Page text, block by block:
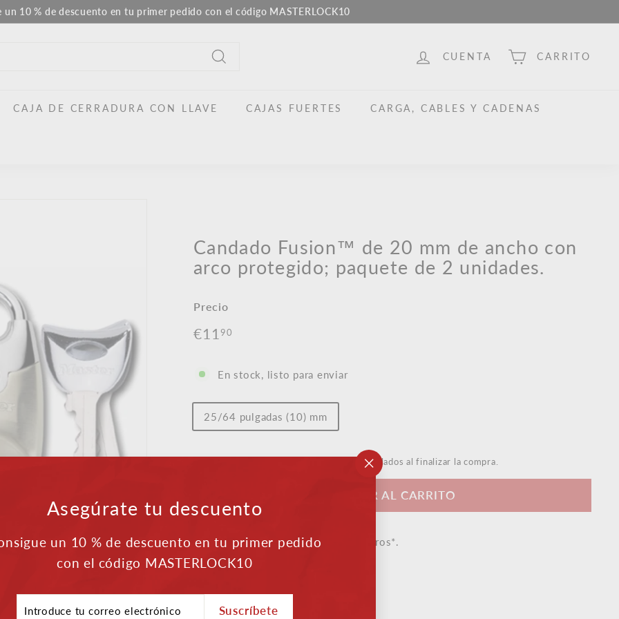
presentación
un 10 % de descuento en tu primer pedido con el código MASTERLOCK10
CUENTA CARRITO
CAJA DE CERRADURA CON LLAVE CAJAS FUERTES CARGA, CABLES Y CADENAS
Candado Fusion™ de 20 mm de ancho con
arco protegido; paquete de 2 unidades.
Precio
Precio
€11 90
En stock, listo para enviar
Longitud
del
25/64 pulgadas (10) mm
calculados al finalizar la compra.
AÑADIR AL CARRITO
Envío gratuito a partir de 50 euros*.
Atención al cliente experta
Asegúrate tu descuento
un 10 % de descuento en tu primer pedido
con el código MASTERLOCK10
Suscríbete
"Cerrar
(esc)"